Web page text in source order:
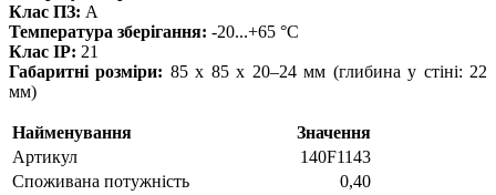
Клас ПЗ: A
Температура зберігання: -20...+65 °C
Клас IP: 21
Габаритні розміри: 85 x 85 x 20–24 мм (глибина у стіні: 22
мм)
Найменування
Значення
Артикул
140F1143
Cпоживана потужність
0,40